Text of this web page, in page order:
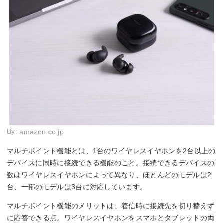
By:amazon.co.jp
マルチポイント機能とは、1台のワイヤレスイヤホンを2台以上の
デバイスに同時に接続できる機能のこと。接続できるデバイスの
数はワイヤレスイヤホンによって異なり、ほとんどのモデルは2
台、一部のモデルは3台に対応しています。
マルチポイント機能のメリットは、着信時に接続先を切り替えず
に応答できる点。ワイヤレスイヤホンをスマホとタブレットの両